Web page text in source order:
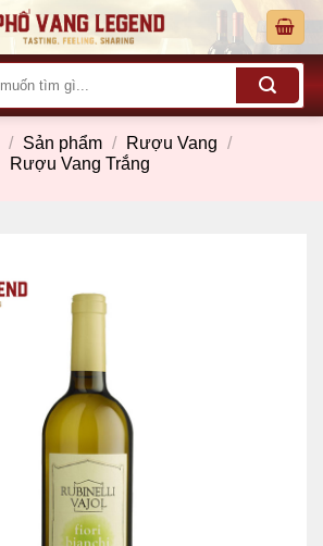
/ Sản phẩm / Rượu Vang /
Rượu Vang Trắng